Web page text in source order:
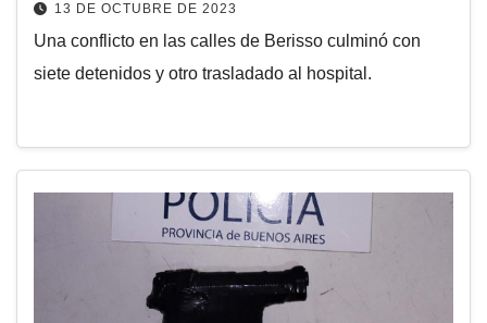
13 DE OCTUBRE DE 2023
Una conflicto en las calles de Berisso culminó con
siete detenidos y otro trasladado al hospital.